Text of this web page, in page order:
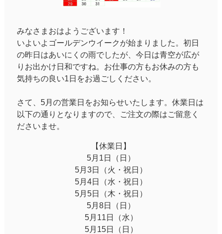
みなさまおはようございます！
いよいよゴールデンウイークが始まりました。初日
の昨日はあいにくの雨でしたが、今日は青空が広が
りお出かけ日和ですね。お仕事の方もお休みの方も
気持ちの良い1日をお過ごしください。
さて、5月の営業日をお知らせいたします。休業日は
以下の通りとなりますので、ご注文の際はご留意く
ださいませ。
【休業日】
5月1日（日）
5月3日（火・祝日）
5月4日（水・祝日）
5月5日（木・祝日）
5月8日（日）
5月11日（水）
5月15日（日）